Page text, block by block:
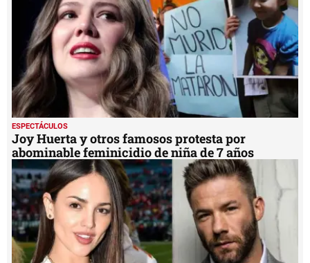
ESPECTÁCULOS
Joy Huerta y otros famosos protesta por
abominable feminicidio de niña de 7 años